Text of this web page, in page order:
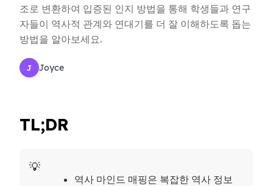
조로 변환하여 입증된 인지 방법을 통해 학생들과 연구
자들이 역사적 관계와 연대기를 더 잘 이해하도록 돕는
방법을 알아보세요.
J Joyce
TL;DR
역사 마인드 매핑은 복잡한 역사 정보